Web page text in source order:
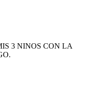
3 NINOS CON LA